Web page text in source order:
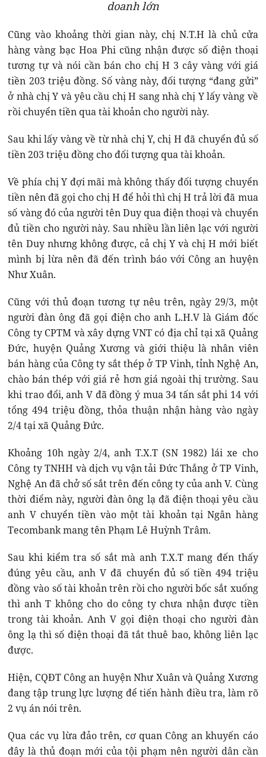
doanh lớn
Cũng vào khoảng thời gian này, chị N.T.H là chủ cửa
hàng vàng bạc Hoa Phi cũng nhận được số điện thoại
tương tự và nói cần bán cho chị H 3 cây vàng với giá
tiền 203 triệu đồng. Số vàng này, đối tượng “đang gửi”
ở nhà chị Y và yêu cầu chị H sang nhà chị Y lấy vàng về
rồi chuyển tiền qua tài khoản cho người này.
Sau khi lấy vàng về từ nhà chị Y, chị H đã chuyển đủ số
tiền 203 triệu đồng cho đối tượng qua tài khoản.
Về phía chị Y đợi mãi mà không thấy đối tượng chuyển
tiền nên đã gọi cho chị H để hỏi thì chị H trả lời đã mua
số vàng đó của người tên Duy qua điện thoại và chuyển
đủ tiền cho người này. Sau nhiều lần liên lạc với người
tên Duy nhưng không được, cả chị Y và chị H mới biết
mình bị lừa nên đã đến trình báo với Công an huyện
Như Xuân.
Cũng với thủ đoạn tương tự nêu trên, ngày 29/3, một
người đàn ông đã gọi điện cho anh L.H.V là Giám đốc
Công ty CPTM và xây dựng VNT có địa chỉ tại xã Quảng
Đức, huyện Quảng Xương và giới thiệu là nhân viên
bán hàng của Công ty sắt thép ở TP Vinh, tỉnh Nghệ An,
chào bán thép với giá rẻ hơn giá ngoài thị trường. Sau
khi trao đổi, anh V đã đồng ý mua 34 tấn sắt phi 14 với
tổng 494 triệu đồng, thỏa thuận nhận hàng vào ngày
2/4 tại xã Quảng Đức.
Khoảng 10h ngày 2/4, anh T.X.T (SN 1982) lái xe cho
Công ty TNHH và dịch vụ vận tải Đức Thắng ở TP Vinh,
Nghệ An đã chở số sắt trên đến công ty của anh V. Cùng
thời điểm này, người đàn ông lạ đã điện thoại yêu cầu
anh V chuyển tiền vào một tài khoản tại Ngân hàng
Tecombank mang tên Phạm Lê Huỳnh Trâm.
Sau khi kiểm tra số sắt mà anh T.X.T mang đến thấy
đúng yêu cầu, anh V đã chuyển đủ số tiền 494 triệu
đồng vào số tài khoản trên rồi cho người bốc sắt xuống
thì anh T không cho do công ty chưa nhận được tiền
trong tài khoản. Anh V gọi điện thoại cho người đàn
ông lạ thì số điện thoại đã tắt thuê bao, không liên lạc
được.
Hiện, CQĐT Công an huyện Như Xuân và Quảng Xương
đang tập trung lực lượng để tiến hành điều tra, làm rõ
2 vụ án nói trên.
Qua các vụ lừa đảo trên, cơ quan Công an khuyến cáo
đây là thủ đoạn mới của tội phạm nên người dân cần